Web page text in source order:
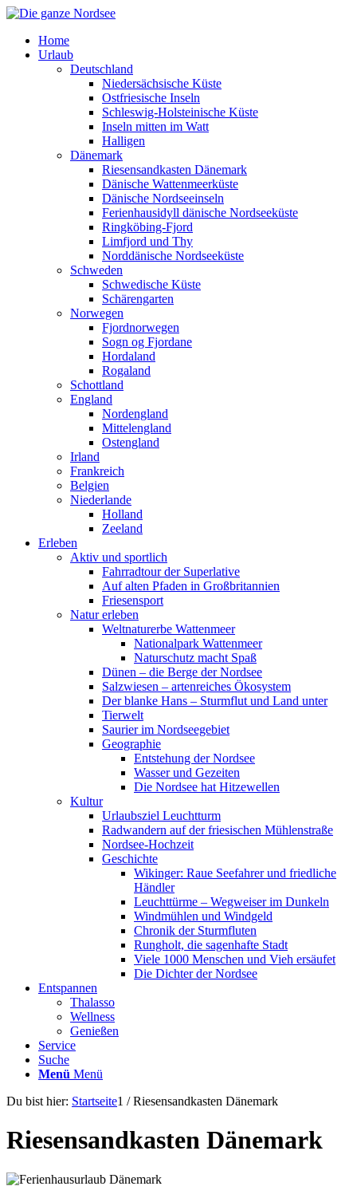
Home
Urlaub
Deutschland
Niedersächsische Küste
Ostfriesische Inseln
Schleswig-Holsteinische Küste
Inseln mitten im Watt
Halligen
Dänemark
Riesensandkasten Dänemark
Dänische Wattenmeerküste
Dänische Nordseeinseln
Ferienhausidyll dänische Nordseeküste
Ringköbing-Fjord
Limfjord und Thy
Norddänische Nordseeküste
Schweden
Schwedische Küste
Schärengarten
Norwegen
Fjordnorwegen
Sogn og Fjordane
Hordaland
Rogaland
Schottland
England
Nordengland
Mittelengland
Ostengland
Irland
Frankreich
Belgien
Niederlande
Holland
Zeeland
Erleben
Aktiv und sportlich
Fahrradtour der Superlative
Auf alten Pfaden in Großbritannien
Friesensport
Natur erleben
Weltnaturerbe Wattenmeer
Nationalpark Wattenmeer
Naturschutz macht Spaß
Dünen – die Berge der Nordsee
Salzwiesen – artenreiches Ökosystem
Der blanke Hans – Sturmflut und Land unter
Tierwelt
Saurier im Nordseegebiet
Geographie
Entstehung der Nordsee
Wasser und Gezeiten
Die Nordsee hat Hitzewellen
Kultur
Urlaubsziel Leuchtturm
Radwandern auf der friesischen Mühlenstraße
Nordsee-Hochzeit
Geschichte
Wikinger: Raue Seefahrer und friedliche
Händler
Leuchttürme – Wegweiser im Dunkeln
Windmühlen und Windgeld
Chronik der Sturmfluten
Rungholt, die sagenhafte Stadt
Viele 1000 Menschen und Vieh ersäufet
Die Dichter der Nordsee
Entspannen
Thalasso
Wellness
Genießen
Service
Suche
Menü Menü
Du bist hier: Startseite1 / Riesensandkasten Dänemark
Riesensandkasten Dänemark